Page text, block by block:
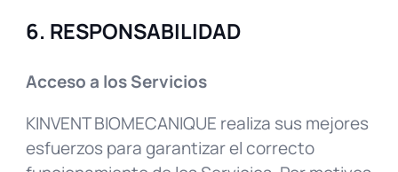
6. RESPONSABILIDAD
Acceso a los Servicios
KINVENT BIOMECANIQUE realiza sus mejores
esfuerzos para garantizar el correcto